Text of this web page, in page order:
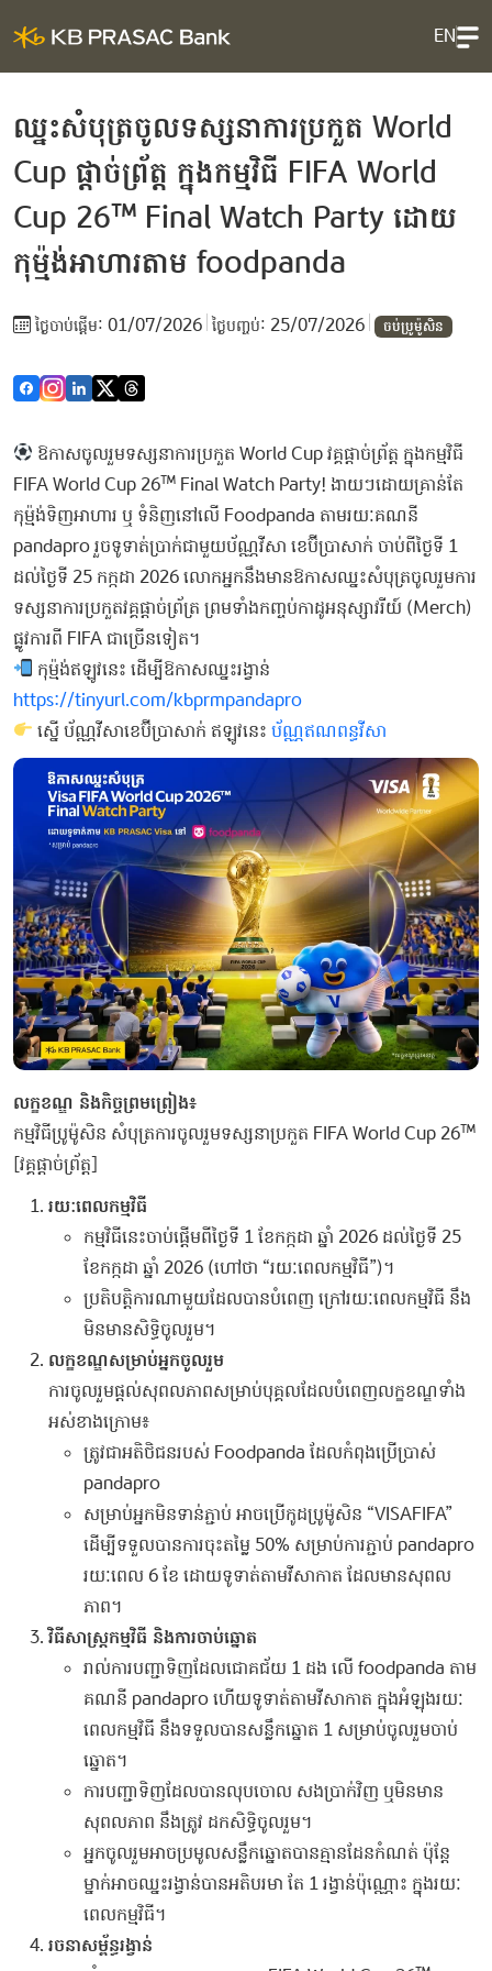
EN
ឈ្នះសំបុត្រចូលទស្សនាការប្រកួត World
Cup ផ្ដាច់ព្រ័ត្ត ក្នុងកម្មវិធី FIFA World
Cup 26™ Final Watch Party ដោយ
កុម្ម៉ង់អាហារតាម foodpanda
ថ្ងៃ​ចាប់ផ្តើម: 01/07/2026 ថ្ងៃបញ្ចប់: 25/07/2026 ចប់ប្រូម៉ូសិន
ឱកាសចូលរួមទស្សនាការប្រកួត World Cup វគ្គផ្ដាច់ព្រ័ត្ត ក្នុងកម្មវិធី
FIFA World Cup 26™ Final Watch Party! ងាយៗដោយគ្រាន់តែ
កុម្ម៉ង់ទិញអាហារ ឬ ទំនិញនៅលើ Foodpanda តាមរយៈគណនី
pandapro រួចទូទាត់ប្រាក់ជាមួយប័ណ្ណវីសា ខេប៊ីប្រាសាក់ ចាប់ពីថ្ងៃទី 1
ដល់ថ្ងៃទី 25 កក្កដា 2026 លោកអ្នកនឹងមានឱកាសឈ្នះសំបុត្រចូលរួមការ
ទស្សនាការប្រកួតវគ្គផ្ដាច់ព្រ័ត្រ ព្រមទាំងកញ្ចប់កាដូអនុស្សាវរីយ៍ (Merch)
ផ្លូវការពី FIFA ជាច្រើនទៀត។
កុម្ម៉ង់ឥឡូវនេះ ដើម្បីឱកាសឈ្នះរង្វាន់
https://tinyurl.com/kbprmpandapro
ស្នើ ប័ណ្ណវីសាខេប៊ីប្រាសាក់ ឥឡូវនេះប័ណ្ណឥណពន្ធវីសា
លក្ខខណ្ឌ និងកិច្ចព្រមព្រៀង៖
កម្មវិធីប្រូម៉ូសិន សំបុត្រការចូលរួមទស្សនាប្រកួត FIFA World Cup 26™
[វគ្គផ្តាច់ព្រ័ត្ត]
រយៈពេលកម្មវិធី
កម្មវិធីនេះចាប់ផ្តើមពីថ្ងៃទី 1 ខែកក្កដា ឆ្នាំ 2026 ដល់ថ្ងៃទី 25
ខែកក្កដា ឆ្នាំ 2026 (ហៅថា “រយៈពេលកម្មវិធី”)។
ប្រតិបត្តិការណាមួយដែលបានបំពេញ ក្រៅរយៈពេលកម្មវិធី នឹង
មិនមានសិទ្ធិចូលរួម។
លក្ខខណ្ឌសម្រាប់អ្នកចូលរួម
ការចូលរួមផ្តល់សុពលភាពសម្រាប់បុគ្គលដែលបំពេញលក្ខខណ្ឌទាំង
អស់ខាងក្រោម៖
ត្រូវជាអតិថិជនរបស់ Foodpanda ដែលកំពុងប្រើប្រាស់
pandapro
សម្រាប់អ្នកមិនទាន់ភ្ជាប់ អាចប្រើកូដប្រូម៉ូសិន “VISAFIFA”
ដើម្បីទទួលបានការចុះតម្លៃ 50% សម្រាប់ការភ្ជាប់ pandapro
រយៈពេល 6 ខែ ដោយទូទាត់តាមវីសាកាត ដែលមានសុពល
ភាព។
វិធីសាស្ត្រកម្មវិធី និងការចាប់ឆ្នោត
រាល់ការបញ្ជាទិញដែលជោគជ័យ 1 ដង លើ foodpanda តាម
គណនី pandapro ហើយទូទាត់តាមវីសាកាត ក្នុងអំឡុងរយៈ
ពេលកម្មវិធី នឹងទទួលបានសន្លឹកឆ្នោត 1 សម្រាប់ចូលរួមចាប់
ឆ្នោត។
ការបញ្ជាទិញដែលបានលុបចោល សងប្រាក់វិញ ឬមិនមាន
សុពលភាព នឹងត្រូវ ដកសិទ្ធិចូលរួម។
អ្នកចូលរួមអាចប្រមូលសន្លឹកឆ្នោតបានគ្មានដែនកំណត់ ប៉ុន្តែ
ម្នាក់អាចឈ្នះរង្វាន់បានអតិបរមា តែ 1 រង្វាន់ប៉ុណ្ណោះ ក្នុងរយៈ
ពេលកម្មវិធី។
រចនាសម្ព័ន្ធរង្វាន់